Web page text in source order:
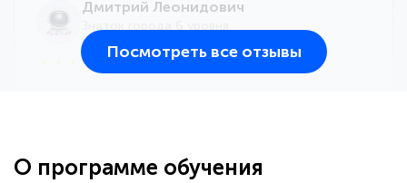
Дмитрий Леонидович
большое количество методических
Посмотреть все отзывы
О программе обучения